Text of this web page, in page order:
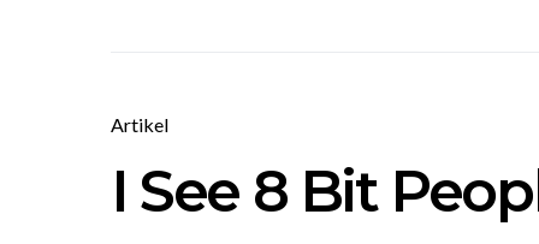
Artikel
I See 8 Bit